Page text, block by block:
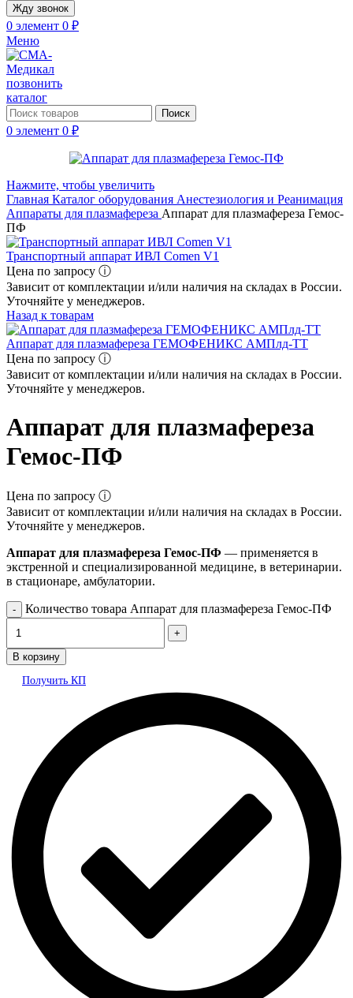
Жду звонок
0 элемент 0 ₽
Меню
позвонить
каталог
Поиск
0 элемент 0 ₽
Нажмите, чтобы увеличить
Главная Каталог оборудования Анестезиология и Реанимация
Аппараты для плазмафереза Аппарат для плазмафереза Гемос-
ПФ
Транспортный аппарат ИВЛ Comen V1
Цена по запросу ⓘ
Зависит от комплектации и/или наличия на складах в России.
Уточняйте у менеджеров.
Назад к товарам
Аппарат для плазмафереза ГЕМОФЕНИКС АМПлд-ТТ
Цена по запросу ⓘ
Зависит от комплектации и/или наличия на складах в России.
Уточняйте у менеджеров.
Аппарат для плазмафереза
Гемос-ПФ
Цена по запросу ⓘ
Зависит от комплектации и/или наличия на складах в России.
Уточняйте у менеджеров.
Аппарат для плазмафереза Гемос-ПФ — применяется в
экстренной и специализированной медицине, в ветеринарии.
в стационаре, амбулатории.
Количество товара Аппарат для плазмафереза Гемос-ПФ
В корзину
Получить КП